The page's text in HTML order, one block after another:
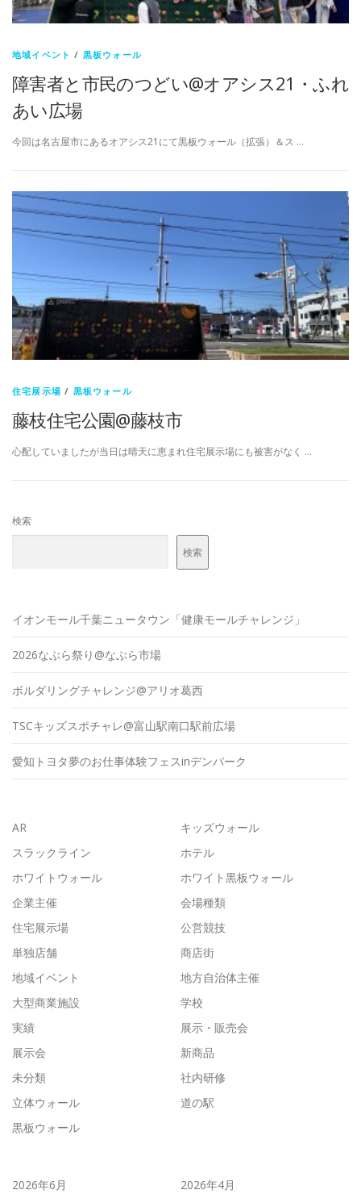
地域イベント / 黒板ウォール
障害者と市民のつどい@オアシス21・ふれ
あい広場
今回は名古屋市にあるオアシス21にて黒板ウォール（拡張）＆ス …
住宅展示場 / 黒板ウォール
藤枝住宅公園@藤枝市
心配していましたが当日は晴天に恵まれ住宅展示場にも被害がなく …
検索
検索
イオンモール千葉ニュータウン「健康モールチャレンジ」
2026なぶら祭り@なぶら市場
ボルダリングチャレンジ@アリオ葛西
TSCキッズスポチャレ@富山駅南口駅前広場
愛知トヨタ夢のお仕事体験フェスinデンパーク
AR
キッズウォール
スラックライン
ホテル
ホワイトウォール
ホワイト黒板ウォール
企業主催
会場種類
住宅展示場
公営競技
単独店舗
商店街
地域イベント
地方自治体主催
大型商業施設
学校
実績
展示・販売会
展示会
新商品
未分類
社内研修
立体ウォール
道の駅
黒板ウォール
2026年6月
2026年4月